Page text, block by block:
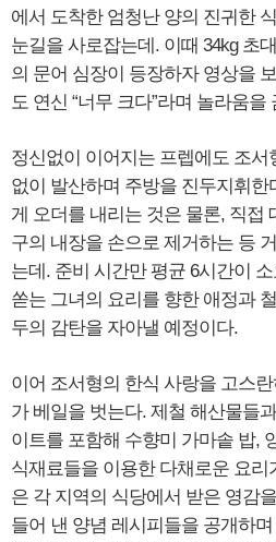
에서 도착한 엄청난 양의 진귀한
눈길을 사로잡는데. 이때 34kg 초
의 문어 심장이 등장하자 영상을
도 연신 “너무 크다”라며 놀라움을
정신없이 이어지는 프렙에도 조
없이 발산하며 주방을 진두지휘
게 오더를 내리는 것은 물론, 직접
구의 내장을 손으로 제거하는 등
는데. 준비 시간만 평균 6시간이
쏟는 그녀의 요리를 향한 애정과
두의 감탄을 자아낼 예정이다.
이어 조서형의 한식 사랑을 고스
가 베일을 벗는다. 제철 해산물들
이트를 포함해 수향미 가마솥 밥,
식재료들을 이용한 다채로운 요
은 각 지역의 식당에서 받은 영감
들어 낸 양념 레시피들을 공개하